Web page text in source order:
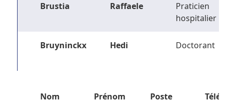
Brustia Raffaele
Praticien
hospitalier
Bruyninckx Hedi Doctorant
Nom Prénom Poste